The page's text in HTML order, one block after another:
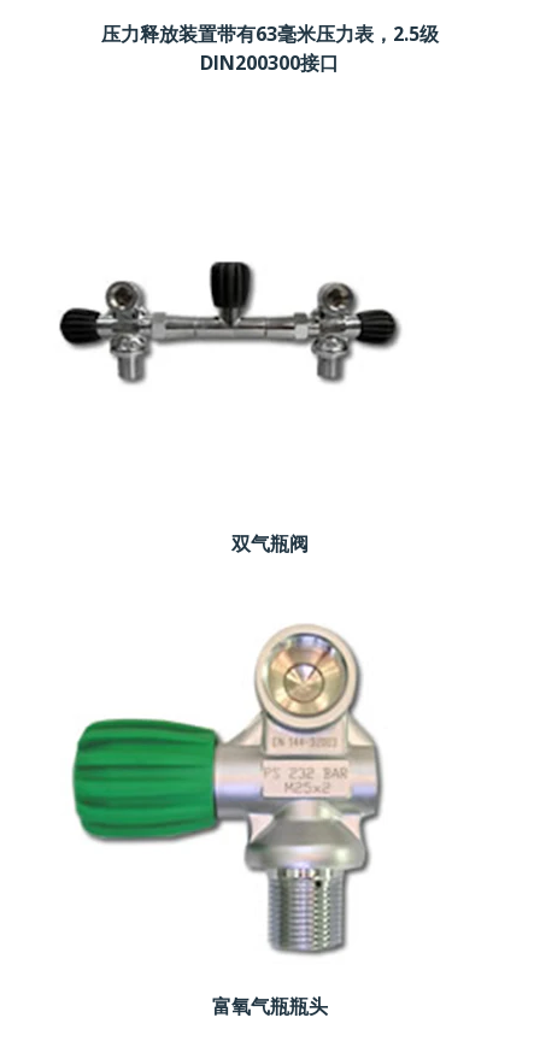
压力释放装置带有63毫米压力表，2.5级
DIN200300接口
双气瓶阀
富氧气瓶瓶头